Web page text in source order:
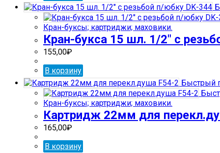
Кран-буксы; картриджи; маховики.
Кран-букса 15 шл. 1/2″ с
155,00₽
В корзину
Быстрый
Кран-буксы; картриджи; маховики.
Картридж 22мм для
165,00₽
В корзину